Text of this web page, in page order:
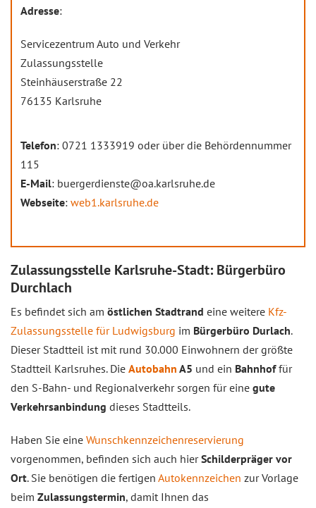
Adresse:
Servicezentrum Auto und Verkehr
Zulassungsstelle
Steinhäuserstraße 22
76135 Karlsruhe
Telefon: 0721 1333919 oder über die Behördennummer
115
E-Mail: buergerdienste@oa.karlsruhe.de
Webseite: web1.karlsruhe.de
Zulassungsstelle Karlsruhe-Stadt: Bürgerbüro
Durchlach
Es befindet sich am östlichen Stadtrand eine weitere Kfz-
Zulassungsstelle für Ludwigsburg im Bürgerbüro Durlach.
Dieser Stadtteil ist mit rund 30.000 Einwohnern der größte
Stadtteil Karlsruhes. Die Autobahn A5 und ein Bahnhoffür
den S-Bahn- und Regionalverkehr sorgen für eine gute
Verkehrsanbindung dieses Stadtteils.
Haben Sie eine Wunschkennzeichenreservierung
vorgenommen, befinden sich auch hierSchilderpräger vor
Ort. Sie benötigen die fertigen Autokennzeichen zur Vorlage
beim Zulassungstermin, damit Ihnen das